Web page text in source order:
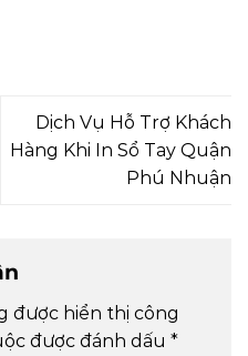
Dịch Vụ Hỗ Trợ Khách
Hàng Khi In Sổ Tay Quận
Phú Nhuận
được hiển thị công
được đánh dấu *